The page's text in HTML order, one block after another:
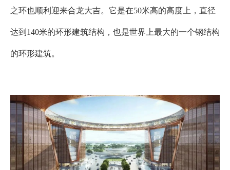
之环也顺利迎来合龙大吉。它是在50米高的高度上，直径
达到 140米的环形建筑结构，也是世界上最大的一个钢结构
的环形建筑。